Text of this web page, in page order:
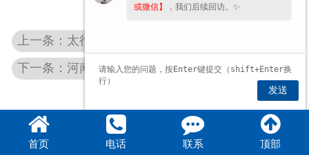
下一条：河南重型振动筛是如何进行工作的
首页 电话 联系 顶部
豫公网安备 41072102000858号
或微信】
，我们后续回访。✨
发送